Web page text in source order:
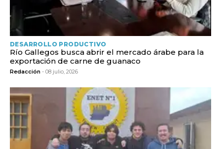
DESARROLLO PRODUCTIVO
Río Gallegos busca abrir el mercado árabe para la
exportación de carne de guanaco
Redacción - 08 julio, 2026